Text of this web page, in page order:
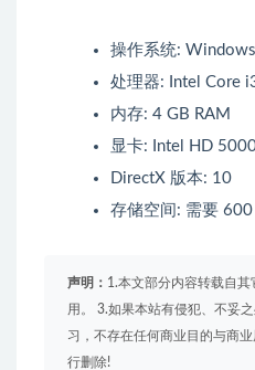
操作系统:
处理器: Intel Core
内存: 4 GB RAM
显卡: Intel HD
DirectX 版本: 10
存储空间: 需要 600
声明： 1.本文部分内容转载自
用。 3.如果本站有侵犯、不妥
习，不存在任何商业目的与商
行删除!